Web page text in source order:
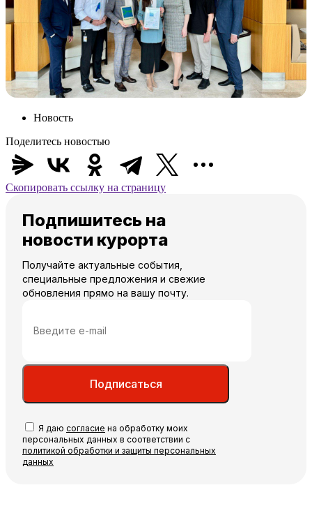
Новость
Поделитесь новостью
Скопировать ссылку на страницу
Подпишитесь на
новости курорта
Получайте актуальные события,
специальные предложения и свежие
обновления прямо на вашу почту.
Подписаться
Я даю согласие на обработку моих
персональных данных в соответствии с
политикой обработки и защиты персональных
данных